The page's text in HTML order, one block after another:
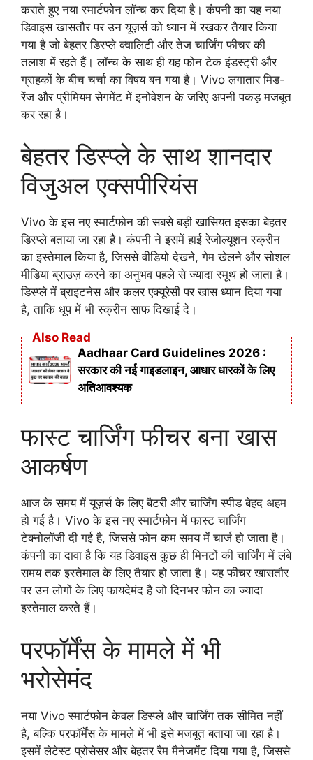
कराते हुए नया स्मार्टफोन लॉन्च कर दिया है। कंपनी का यह नया
डिवाइस खासतौर पर उन यूज़र्स को ध्यान में रखकर तैयार किया
गया है जो बेहतर डिस्प्ले क्वालिटी और तेज चार्जिंग फीचर की
तलाश में रहते हैं। लॉन्च के साथ ही यह फोन टेक इंडस्ट्री और
ग्राहकों के बीच चर्चा का विषय बन गया है। Vivo लगातार मिड-
रेंज और प्रीमियम सेगमेंट में इनोवेशन के जरिए अपनी पकड़ मजबूत
कर रहा है।
बेहतर डिस्प्ले के साथ शानदार
विजुअल एक्सपीरियंस
Vivo के इस नए स्मार्टफोन की सबसे बड़ी खासियत इसका बेहतर
डिस्प्ले बताया जा रहा है। कंपनी ने इसमें हाई रेजोल्यूशन स्क्रीन
का इस्तेमाल किया है, जिससे वीडियो देखने, गेम खेलने और सोशल
मीडिया ब्राउज़ करने का अनुभव पहले से ज्यादा स्मूथ हो जाता है।
डिस्प्ले में ब्राइटनेस और कलर एक्यूरेसी पर खास ध्यान दिया गया
है, ताकि धूप में भी स्क्रीन साफ दिखाई दे।
Also Read
Aadhaar Card Guidelines 2026 :
सरकार की नई गाइडलाइन, आधार धारकों के लिए
अतिआवश्यक
फास्ट चार्जिंग फीचर बना खास
आकर्षण
आज के समय में यूज़र्स के लिए बैटरी और चार्जिंग स्पीड बेहद अहम
हो गई है। Vivo के इस नए स्मार्टफोन में फास्ट चार्जिंग
टेक्नोलॉजी दी गई है, जिससे फोन कम समय में चार्ज हो जाता है।
कंपनी का दावा है कि यह डिवाइस कुछ ही मिनटों की चार्जिंग में लंबे
समय तक इस्तेमाल के लिए तैयार हो जाता है। यह फीचर खासतौर
पर उन लोगों के लिए फायदेमंद है जो दिनभर फोन का ज्यादा
इस्तेमाल करते हैं।
परफॉर्मेंस के मामले में भी
भरोसेमंद
नया Vivo स्मार्टफोन केवल डिस्प्ले और चार्जिंग तक सीमित नहीं
है, बल्कि परफॉर्मेंस के मामले में भी इसे मजबूत बताया जा रहा है।
इसमें लेटेस्ट प्रोसेसर और बेहतर रैम मैनेजमेंट दिया गया है, जिससे